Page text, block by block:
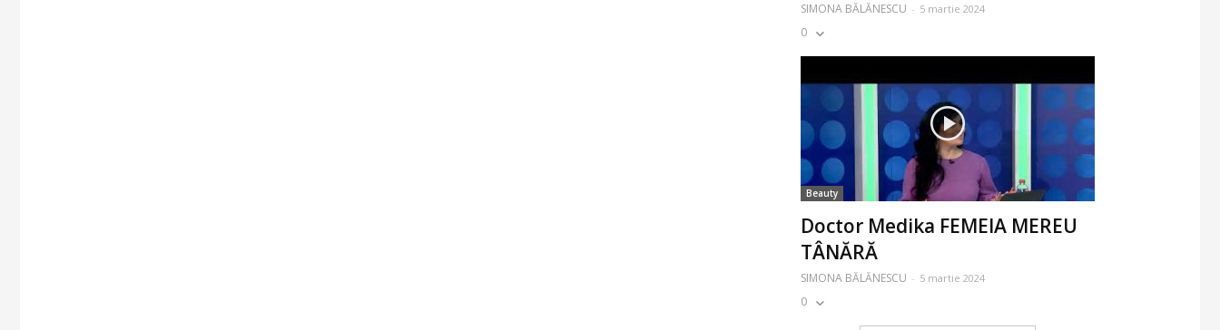
SIMONA BĂLĂNESCU - 5 martie 2024
0
Beauty
Doctor Medika FEMEIA MEREU
TÂNĂRĂ
SIMONA BĂLĂNESCU - 5 martie 2024
0